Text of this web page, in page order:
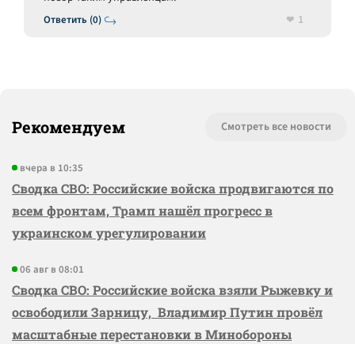
Ответить (0)
1
Рекомендуем Смотреть все новости
вчера в 10:35
Сводка СВО: Российские войска продвигаются по
всем фронтам, Трамп нашёл прогресс в
украинском урегулировании
06 авг в 08:01
Сводка СВО: Российские войска взяли Рыжевку и
освободили Зарницу, Владимир Путин провёл
масштабные перестановки в Минобороны